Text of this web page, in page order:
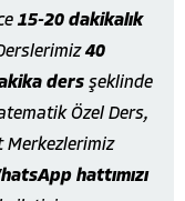
15-20 dakikalık
40
ders şeklinde
Özel Ders,
Merkezlerimiz
hattımızı